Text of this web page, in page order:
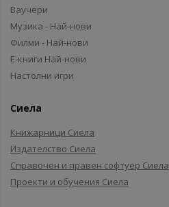
Ваучери
Музика - Най-нови
Филми - Най-нови
Е-книги Най-нови
Настолни игри
Сиела
Книжарници Сиела
Издателство Сиела
Справочен и правен софтуер Сиела
Проекти и обучения Сиела